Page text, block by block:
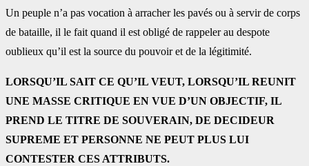
Un peuple n’a pas vocation à arracher les pavés ou à servir de corps
de bataille, il le fait quand il est obligé de rappeler au despote
oublieux qu’il est la source du pouvoir et de la légitimité.
LORSQU’IL SAIT CE QU’IL VEUT, LORSQU’IL REUNIT
UNE MASSE CRITIQUE EN VUE D’UN OBJECTIF, IL
PREND LE TITRE DE SOUVERAIN, DE DECIDEUR
SUPREME ET PERSONNE NE PEUT PLUS LUI
CONTESTER CES ATTRIBUTS.